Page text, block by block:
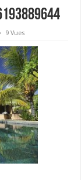
9 Vues